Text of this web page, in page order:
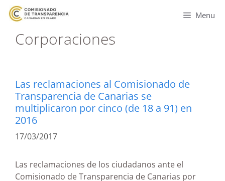
Menu
Corporaciones
Las reclamaciones al Comisionado de
Transparencia de Canarias se
multiplicaron por cinco (de 18 a 91) en
2016
17/03/2017
Las reclamaciones de los ciudadanos ante el
Comisionado de Transparencia de Canarias por